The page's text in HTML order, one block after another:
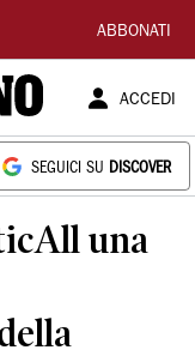
ABBONATI
ACCEDI
SEGUICI SU DISCOVER
una